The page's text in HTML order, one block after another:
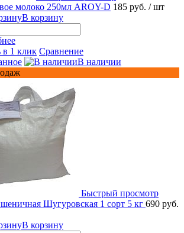
молоко 250мл AROY-D 185 руб. / шт
В корзину
в 1 клик Сравнение
В наличии
Быстрый просмотр
Шугуровская 1 сорт 5 кг 690 руб.
В корзину